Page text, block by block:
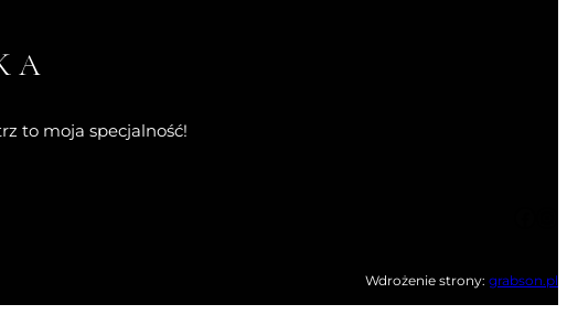
to moja specjalność!
Wdrożenie strony: grabson.pl